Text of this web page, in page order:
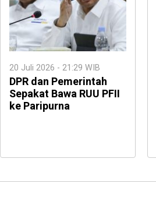
20 Juli 2026 - 21:29 WIB
DPR dan Pemerintah
Sepakat Bawa RUU PFII
ke Paripurna